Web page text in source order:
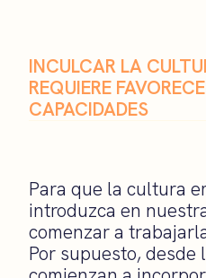
INCULCAR LA
REQUIERE
CAPACIDADES
Para que la cultura
introduzca en
comenzar a
Por supuesto, desde